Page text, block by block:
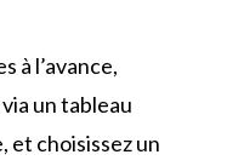
à l’avance,
un tableau
et choisissez un